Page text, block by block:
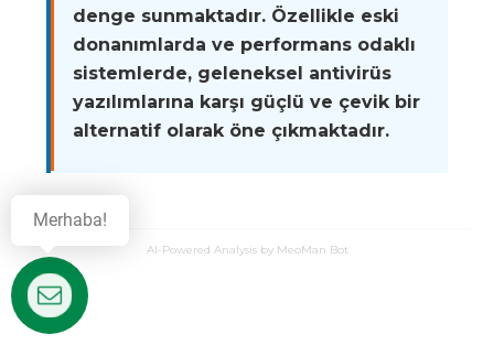
denge sunmaktadır. Özellikle eski
donanımlarda ve performans odaklı
sistemlerde, geleneksel antivirüs
yazılımlarına karşı güçlü ve çevik bir
alternatif olarak öne çıkmaktadır.
AI-Powered Analysis by MeoMan Bot
Destek
Merhaba!